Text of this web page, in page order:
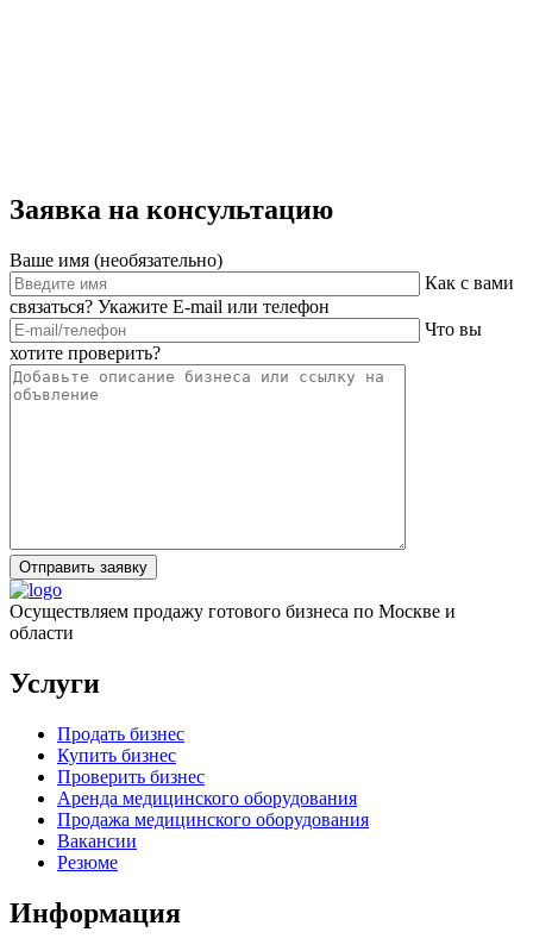
Заявка на консультацию
Ваше имя (необязательно)
Как с вами
связаться? Укажите E-mail или телефон
Что вы
хотите проверить?
Отправить заявку
Осуществляем продажу готового бизнеса по Москве и
области
Услуги
Продать бизнес
Купить бизнес
Проверить бизнес
Аренда медицинского оборудования
Продажа медицинского оборудования
Вакансии
Резюме
Информация